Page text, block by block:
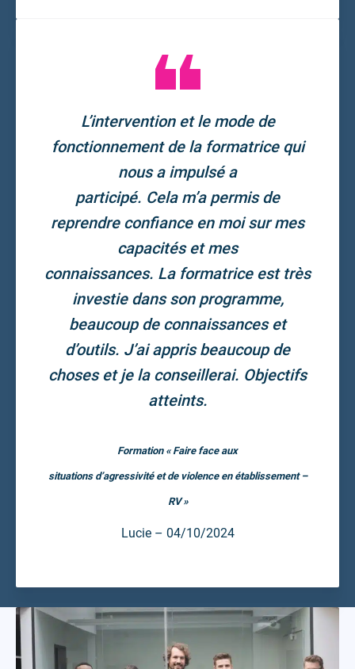
L’intervention et le mode de
fonctionnement de la formatrice qui
nous a impulsé a
participé. Cela m’a permis de
reprendre confiance en moi sur mes
capacités et mes
connaissances. La formatrice est très
investie dans son programme,
beaucoup de connaissances et
d’outils. J’ai appris beaucoup de
choses et je la conseillerai. Objectifs
atteints.
Formation « Faire face aux
situations d’agressivité et de violence en établissement –
RV »
Lucie – 04/10/2024